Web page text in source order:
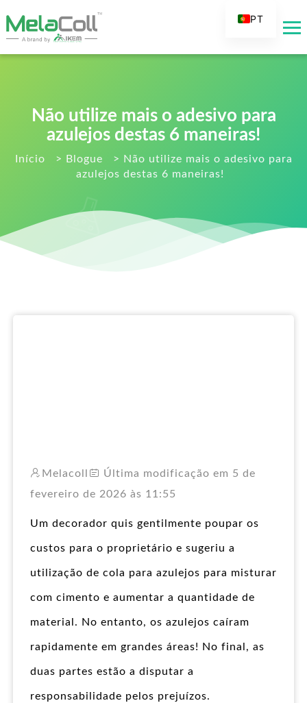
Não utilize mais o adesivo para
azulejos destas 6 maneiras!
Início > Blogue > Não utilize mais o adesivo para
azulejos destas 6 maneiras!
Melacoll
Última modificação em 5 de
fevereiro de 2026 às 11:55
Um decorador quis gentilmente poupar os
custos para o proprietário e sugeriu a
utilização de cola para azulejos para misturar
com cimento e aumentar a quantidade de
material. No entanto, os azulejos caíram
rapidamente em grandes áreas! No final, as
duas partes estão a disputar a
responsabilidade pelos prejuízos.
PT
ES
FR
RU
FI